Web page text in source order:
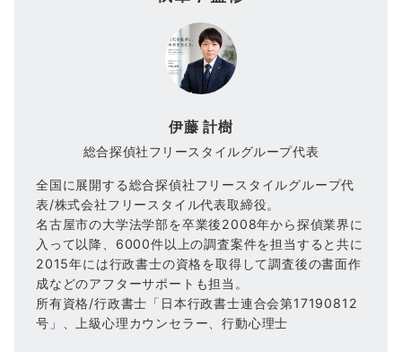
伊藤 計樹
総合探偵社フリースタイルグループ代表
全国に展開する総合探偵社フリースタイルグループ代
表/株式会社フリースタイル代表取締役。
名古屋市の大学法学部を卒業後2008年から探偵業界に
入って以降、6000件以上の調査案件を担当すると共に
2015年には行政書士の資格を取得して調査後の書面作
成などのアフターサポートも担当。
所有資格/行政書士「日本行政書士連合会第17190812
号」、上級心理カウンセラー、行動心理士